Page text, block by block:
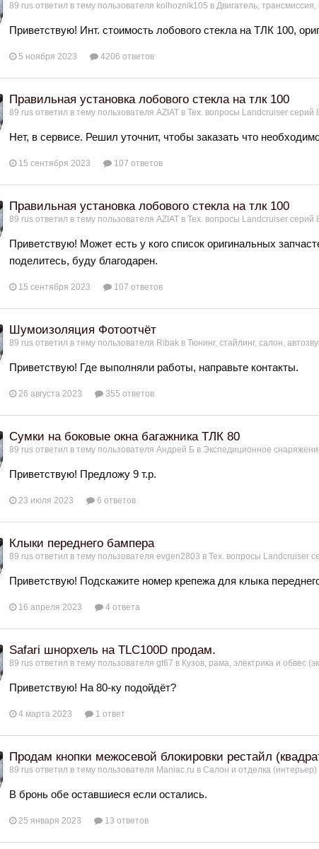
89 rus ответил в тему пользователя kolhoznik105 в Двигатель, трансмиссия,
Приветствую! Инт. стоимость лобового стекла на ТЛК 100,
5 ноября 2023 4206 ответов
Правильная установка лобового стекла на тлк 100
89 rus ответил в тему пользователя AZIAT в Тех. вопросы Landcruiser серий
Нет, в сервисе. Решил уточнит, чтобы заказать что
15 сентября 2023 107 ответов
Правильная установка лобового стекла на тлк 100
89 rus ответил в тему пользователя AZIAT в Тех. вопросы Landcruiser серий
Приветствую! Может есть у кого список оригинальных
поделитесь, буду благодарен.
15 сентября 2023 107 ответов
Шумоизоляция Фотоотчёт
89 rus ответил в тему пользователя Ribak в Тюнинг, стайлинг, салон,
Приветствую! Где выполняли работы, направьте контакты.
26 августа 2023 355 ответов
Сумки на боковые окна багажника ТЛК 80
89 rus ответил в тему пользователя Андрей Б в Экспедиционное
Приветствую! Предложу 9 т.р.
23 июля 2023 6 ответов
Клыки переднего бампера
89 rus ответил в тему пользователя evgen2803 в Тех. вопросы Landcruiser
Приветствую! Подскажите номер крепежа для клыка
16 апреля 2023 4 ответа
Safari шнорхель на TLC100D продам.
89 rus ответил в тему пользователя gt67 в Кузов, рама, электрика и обвес
Приветствую! На 80-ку подойдёт?
4 марта 2023 1 ответ
Продам кнопки межосевой блокировки рестайл
89 rus ответил в тему пользователя Maniac.ru в Салон и отделка (интерьер)
В бронь обе оставшиеся если остались.
25 января 2023 13 ответов